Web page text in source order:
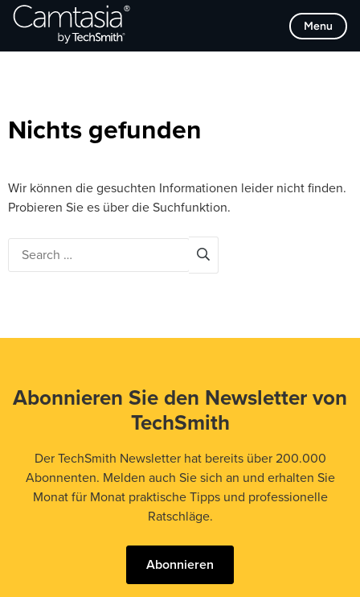
Direkt
zum
Menu
Browse Categories
Nichts gefunden
Wir können die gesuchten Informationen leider nicht finden.
Probieren Sie es über die Suchfunktion.
Abonnieren Sie den Newsletter von
TechSmith
Der TechSmith Newsletter hat bereits über 200.000
Abonnenten. Melden auch Sie sich an und erhalten Sie
Monat für Monat praktische Tipps und professionelle
Ratschläge.
Abonnieren